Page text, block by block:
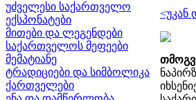
უძველესი საქართველო
ექსპონატები
მითები და ლეგენდები
საქართველოს მეფეები
მემატიანე
ტრადიციები და სიმბოლიკა
ქართველები
<უკან